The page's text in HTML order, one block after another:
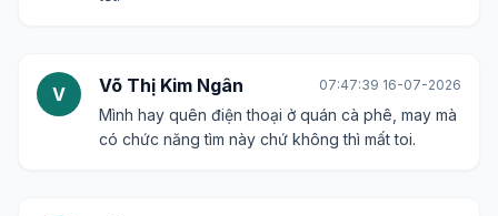
V Võ Thị Kim Ngân 07:47:39 16-07-2026
Mình hay quên điện thoại ở quán cà phê, may mà
có chức năng tìm này chứ không thì mất toi.